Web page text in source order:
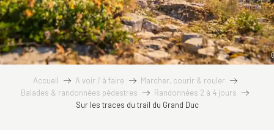
Accueil A voir / à faire
Marcher, courir & rouler
Balades & randonnées pédestres
Randonnées 2 à 4 jours
Sur les traces du trail du Grand Duc